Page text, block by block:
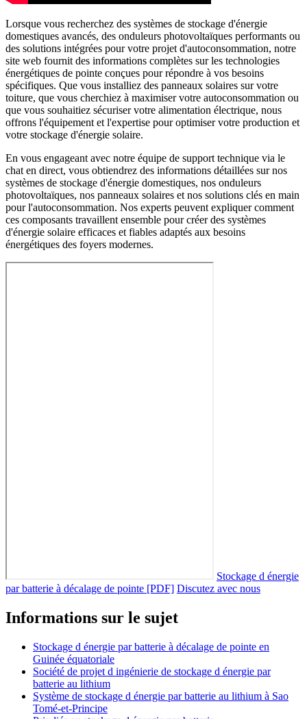
Lorsque vous recherchez des systèmes de stockage d'énergie
domestiques avancés, des onduleurs photovoltaïques performants ou
des solutions intégrées pour votre projet d'autoconsommation, notre
site web fournit des informations complètes sur les technologies
énergétiques de pointe conçues pour répondre à vos besoins
spécifiques. Que vous installiez des panneaux solaires sur votre
toiture, que vous cherchiez à maximiser votre autoconsommation ou
que vous souhaitiez sécuriser votre alimentation électrique, nous
offrons l'équipement et l'expertise pour optimiser votre production et
votre stockage d'énergie solaire.
En vous engageant avec notre équipe de support technique via le
chat en direct, vous obtiendrez des informations détaillées sur nos
systèmes de stockage d'énergie domestiques, nos onduleurs
photovoltaïques, nos panneaux solaires et nos solutions clés en main
pour l'autoconsommation. Nos experts peuvent expliquer comment
ces composants travaillent ensemble pour créer des systèmes
d'énergie solaire efficaces et fiables adaptés aux besoins
énergétiques des foyers modernes.
Stockage d énergie
par batterie à décalage de pointe [PDF] Discutez avec nous
Informations sur le sujet
Stockage d énergie par batterie à décalage de pointe en
Guinée équatoriale
Société de projet d ingénierie de stockage d énergie par
batterie au lithium
Système de stockage d énergie par batterie au lithium à Sao
Tomé-et-Principe